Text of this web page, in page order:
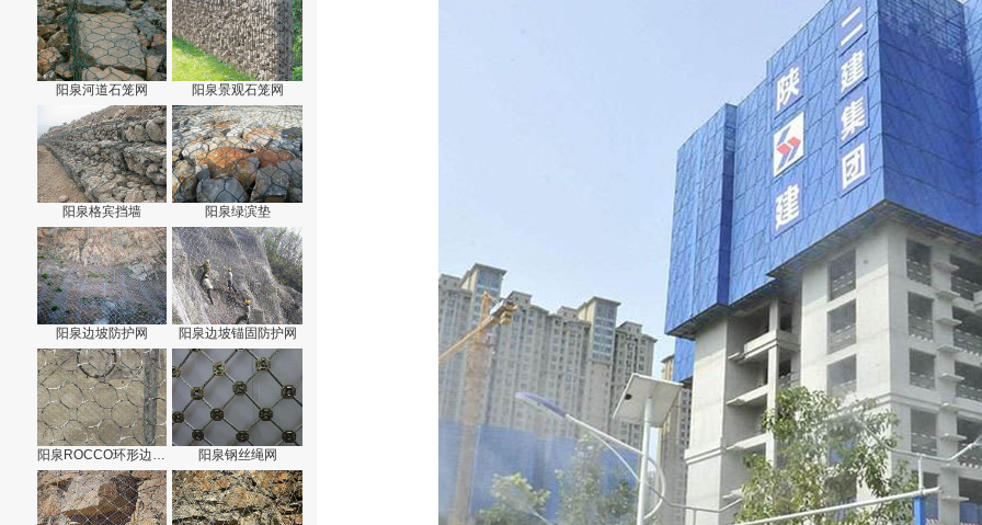
阳泉河道石笼网 阳泉景观石笼网
阳泉格宾挡墙 阳泉绿滨垫
阳泉边坡防护网 阳泉边坡锚固防护网
阳泉ROCCO环形边坡防护网 阳泉钢丝绳网